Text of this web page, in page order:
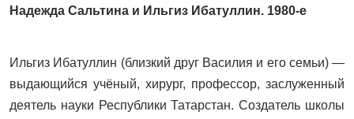
Надежда Сальтина и Ильгиз Ибатуллин. 1980-е
Ильгиз Ибатуллин (близкий друг Василия и его семьи) —
выдающийся учёный, хирург, профессор, заслуженный
деятель науки Республики Татарстан. Создатель школы